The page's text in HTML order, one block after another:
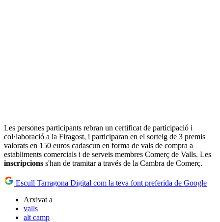
Les persones participants rebran un certificat de participació i
col·laboració a la Firagost, i participaran en el sorteig de 3 premis
valorats en 150 euros cadascun en forma de vals de compra a
establiments comercials i de serveis membres Comerç de Valls. Les
inscripcions s'han de tramitar a través de la Cambra de Comerç.
Escull Tarragona Digital com la teva font preferida de Google
Arxivat a
valls
alt camp